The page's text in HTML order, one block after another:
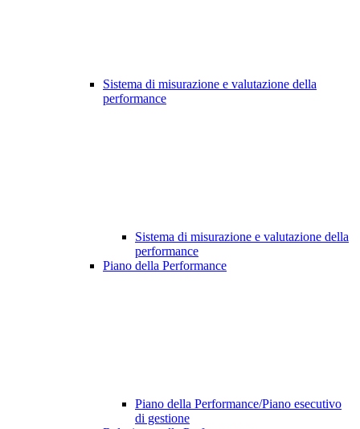
Sistema di misurazione e valutazione della
performance
Sistema di misurazione e valutazione della
performance
Piano della Performance
Piano della Performance/Piano esecutivo
di gestione